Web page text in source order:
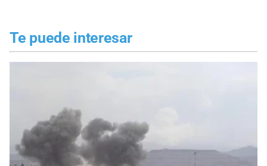
Te puede interesar